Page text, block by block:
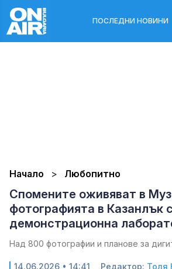
ПОСЛЕДНИ НОВИНИ
Начало Любопитно
Спомените оживяват в
фотографията в Казанлък с
демонстрационна
Над 800 фотографии и планове за
14.06.2026 • 14:41 Редактор: Толя